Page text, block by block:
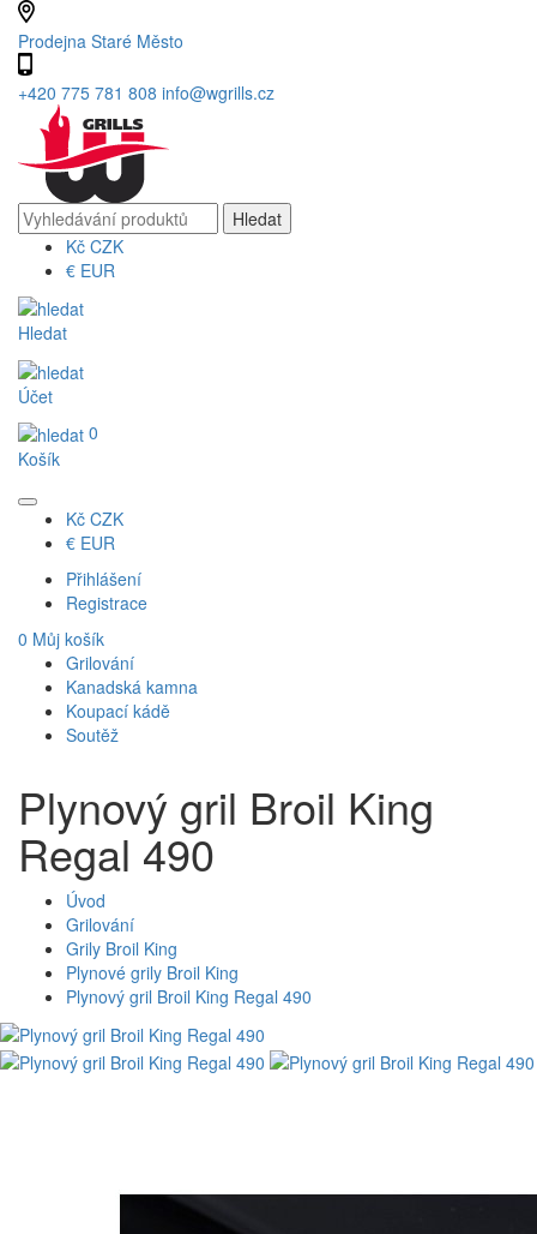
Prodejna Staré Město
+420 775 781 808 info@wgrills.cz
Kč CZK
€ EUR
Hledat
Účet
0
Košík
Kč CZK
€ EUR
Přihlášení
Registrace
0 Můj košík
Grilování
Kanadská kamna
Koupací kádě
Soutěž
Plynový gril Broil King
Regal 490
Úvod
Grilování
Grily Broil King
Plynové grily Broil King
Plynový gril Broil King Regal 490